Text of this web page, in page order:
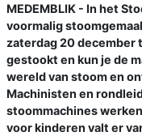
MEDEMBLIK - In het
voormalig
zaterdag 20 december
gestookt en kun je de
wereld van stoom en
Machinisten en
stoommachines
voor kinderen valt er